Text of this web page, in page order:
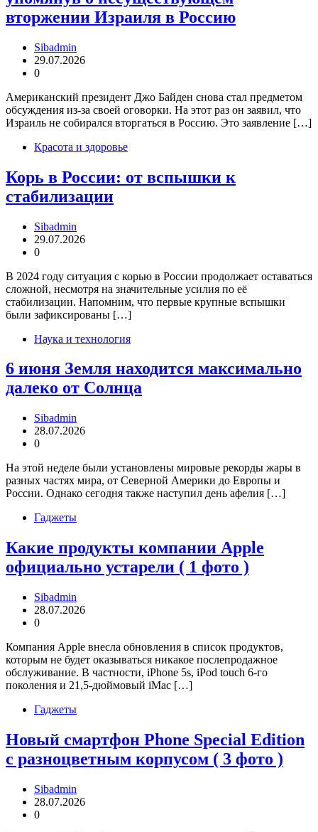
вторжении Израиля в Россию
Sibadmin
29.07.2026
0
Американский президент Джо Байден снова стал предметом
обсуждения из-за своей оговорки. На этот раз он заявил, что
Израиль не собирался вторгаться в Россию. Это заявление […]
Красота и здоровье
Корь в России: от вспышки к
стабилизации
Sibadmin
29.07.2026
0
В 2024 году ситуация с корью в России продолжает оставаться
сложной, несмотря на значительные усилия по её
стабилизации. Напомним, что первые крупные вспышки
были зафиксированы […]
Наука и технология
6 июня Земля находится максимально
далеко от Солнца
Sibadmin
28.07.2026
0
На этой неделе были установлены мировые рекорды жары в
разных частях мира, от Северной Америки до Европы и
России. Однако сегодня также наступил день афелия […]
Гаджеты
Какие продукты компании Apple
официально устарели ( 1 фото )
Sibadmin
28.07.2026
0
Компания Apple внесла обновления в список продуктов,
которым не будет оказываться никакое послепродажное
обслуживание. В частности, iPhone 5s, iPod touch 6-го
поколения и 21,5-дюймовый iMac […]
Гаджеты
Новый смартфон Phone Special Edition
с разноцветным корпусом ( 3 фото )
Sibadmin
28.07.2026
0